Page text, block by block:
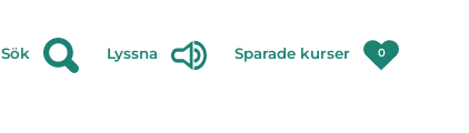
Sök Lyssna Sparade kurser 0